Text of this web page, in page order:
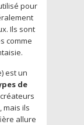
pour
Ils sont
comme
est un
de
mais ils
allure